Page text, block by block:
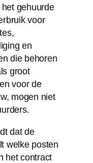
gehuurde
voor
en
die behoren
groot
voor de
mogen niet
dat de
welke posten
het contract